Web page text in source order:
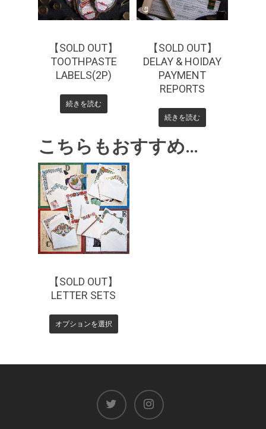
【SOLD OUT】
TOOTHPASTE
LABELS(2P)
続きを読む
【SOLD OUT】
DELAY & HOIDAY
PAYMENT
REPORTS
続きを読む
こちらもおすすめ…
¥880
【SOLD OUT】
LETTER SETS
オプションを選択